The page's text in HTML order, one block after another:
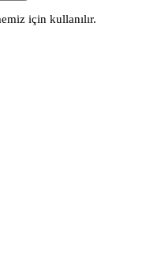
için kullanılır.